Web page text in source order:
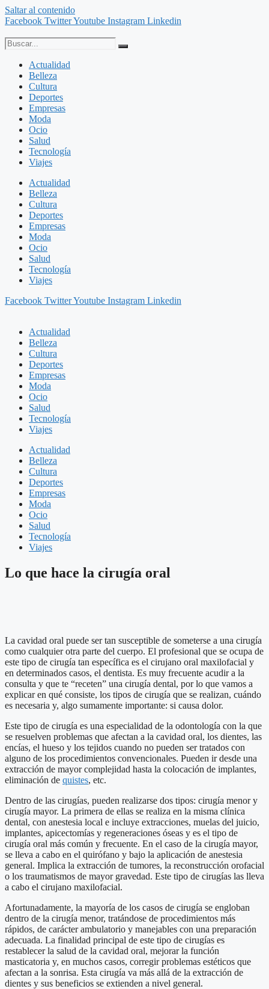
Saltar al contenido
Facebook TwitterYoutube Instagram Linkedin
Actualidad
Belleza
Cultura
Deportes
Empresas
Moda
Ocio
Salud
Tecnología
Viajes
Actualidad
Belleza
Cultura
Deportes
Empresas
Moda
Ocio
Salud
Tecnología
Viajes
Facebook TwitterYoutube Instagram Linkedin
Actualidad
Belleza
Cultura
Deportes
Empresas
Moda
Ocio
Salud
Tecnología
Viajes
Actualidad
Belleza
Cultura
Deportes
Empresas
Moda
Ocio
Salud
Tecnología
Viajes
Lo que hace la cirugía oral
La cavidad oral puede ser tan susceptible de someterse a una cirugía
como cualquier otra parte del cuerpo. El profesional que se ocupa de
este tipo de cirugía tan específica es el cirujano oral maxilofacial y
en determinados casos, el dentista. Es muy frecuente acudir a la
consulta y que te “receten” una cirugía dental, por lo que vamos a
explicar en qué consiste, los tipos de cirugía que se realizan, cuándo
es necesaria y, algo sumamente importante: si causa dolor.
Este tipo de cirugía es una especialidad de la odontología con la que
se resuelven problemas que afectan a la cavidad oral, los dientes, las
encías, el hueso y los tejidos cuando no pueden ser tratados con
alguno de los procedimientos convencionales. Pueden ir desde una
extracción de mayor complejidad hasta la colocación de implantes,
eliminación de quistes, etc.
Dentro de las cirugías, pueden realizarse dos tipos: cirugía menor y
cirugía mayor. La primera de ellas se realiza en la misma clínica
dental, con anestesia local e incluye extracciones, muelas del juicio,
implantes, apicectomías y regeneraciones óseas y es el tipo de
cirugía oral más común y frecuente. En el caso de la cirugía mayor,
se lleva a cabo en el quirófano y bajo la aplicación de anestesia
general. Implica la extracción de tumores, la reconstrucción orofacial
o los traumatismos de mayor gravedad. Este tipo de cirugías las lleva
a cabo el cirujano maxilofacial.
Afortunadamente, la mayoría de los casos de cirugía se engloban
dentro de la cirugía menor, tratándose de procedimientos más
rápidos, de carácter ambulatorio y manejables con una preparación
adecuada. La finalidad principal de este tipo de cirugías es
restablecer la salud de la cavidad oral, mejorar la función
masticatoria y, en muchos casos, corregir problemas estéticos que
afectan a la sonrisa. Esta cirugía va más allá de la extracción de
dientes y sus beneficios se extienden a nivel general.